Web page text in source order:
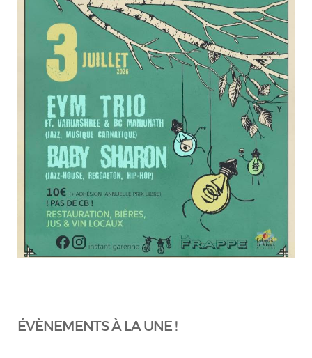
ÉVÈNEMENTS À LA UNE !